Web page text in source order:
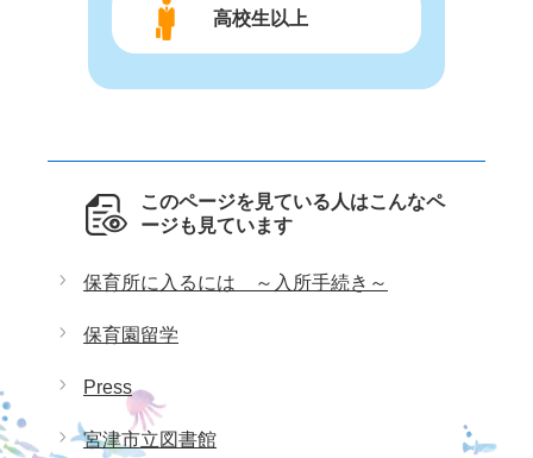
高校生以上
このページを見ている人はこんなペ
ージも見ています
保育所に入るには ～入所手続き～
保育園留学
Press
宮津市立図書館